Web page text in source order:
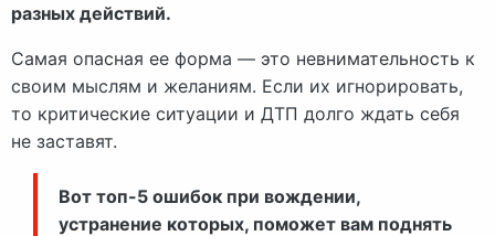
разных действий.
Самая опасная ее форма — это невнимательность к
своим мыслям и желаниям. Если их игнорировать,
то критические ситуации и ДТП долго ждать себя
не заставят.
Вот топ-5 ошибок при вождении,
устранение которых, поможет вам поднять